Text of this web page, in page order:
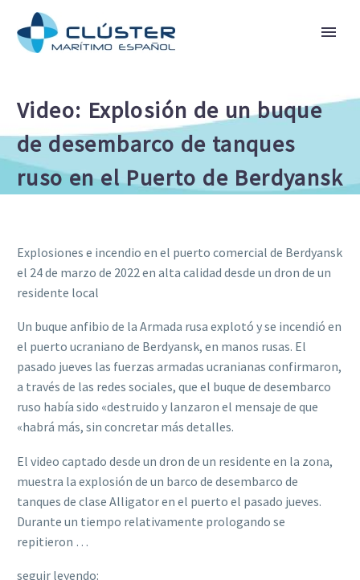
Video: Explosión de un buque
de desembarco de tanques
ruso en el Puerto de Berdyansk
Explosiones e incendio en el puerto comercial de Berdyansk
el 24 de marzo de 2022 en alta calidad desde un dron de un
residente local
Un buque anfibio de la Armada rusa explotó y se incendió en
el puerto ucraniano de Berdyansk, en manos rusas. El
pasado jueves las fuerzas armadas ucranianas confirmaron,
a través de las redes sociales, que el buque de desembarco
ruso había sido «destruido y lanzaron el mensaje de que
«habrá más, sin concretar más detalles.
El video captado desde un dron de un residente en la zona,
muestra la explosión de un barco de desembarco de
tanques de clase Alligator en el puerto el pasado jueves.
Durante un tiempo relativamente prologando se
repitieron …
seguir leyendo: